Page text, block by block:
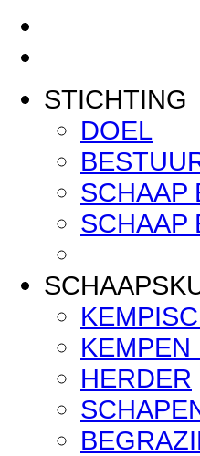
STICHTING
DOEL
SCHAAP
SCHAAP
KEMPEN
HERDER